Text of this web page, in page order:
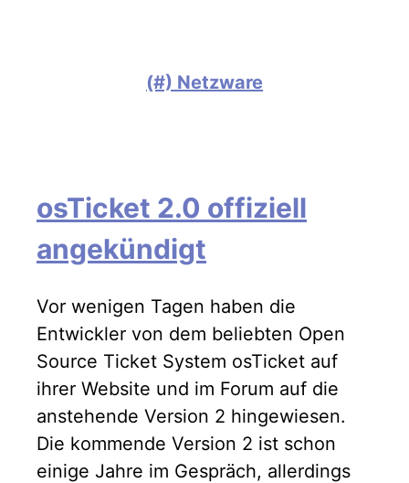
(#) Netzware
osTicket 2.0 offiziell
angekündigt
Vor wenigen Tagen haben die
Entwickler von dem beliebten Open
Source Ticket System osTicket auf
ihrer Website und im Forum auf die
anstehende Version 2 hingewiesen.
Die kommende Version 2 ist schon
einige Jahre im Gespräch, allerdings